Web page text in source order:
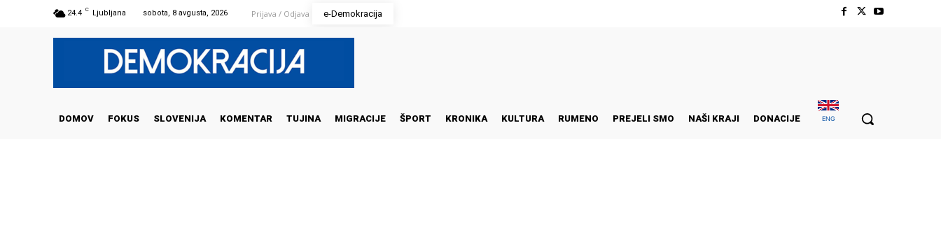
24.4 C Ljubljana sobota, 8 avgusta, 2026 Prijava / Odjava e-Demokracija
DOMOV FOKUS SLOVENIJA KOMENTAR TUJINA MIGRACIJE ŠPORT KRONIKA KULTURA RUMENO PREJELI SMO NAŠI KRAJI DONACIJE ENG